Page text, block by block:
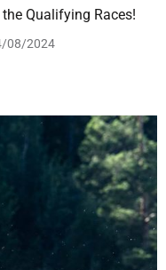
Qualifying Races!
08/2024